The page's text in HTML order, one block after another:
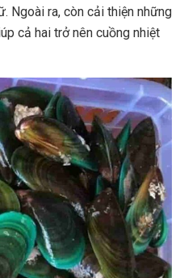
Ngoài ra, còn cải thiện những
cả hai trở nên cuồng nhiệt